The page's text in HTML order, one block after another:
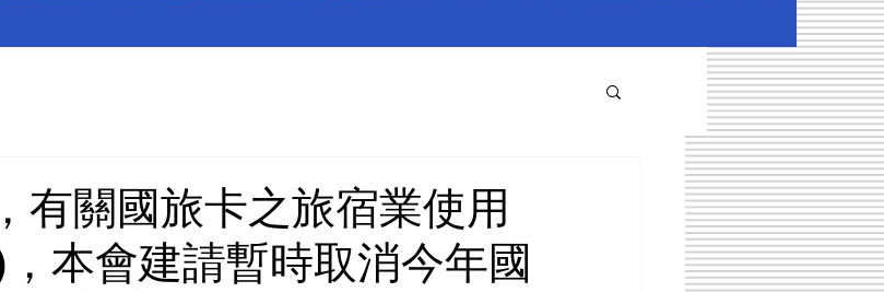
有關國旅卡之旅宿業使用
本會建請暫時取消今年國